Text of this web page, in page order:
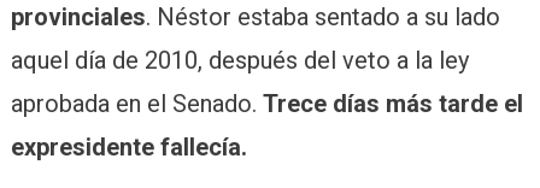
provinciales. Néstor estaba sentado a su lado
aquel día de 2010, después del veto a la ley
aprobada en el Senado. Trece días más tarde el
expresidente fallecía.